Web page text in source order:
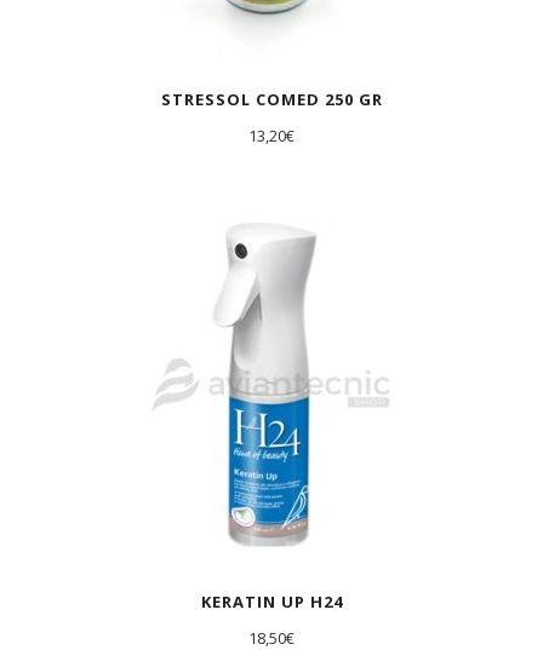
STRESSOL COMED 250 GR
13,20€
KERATIN UP H24
18,50€